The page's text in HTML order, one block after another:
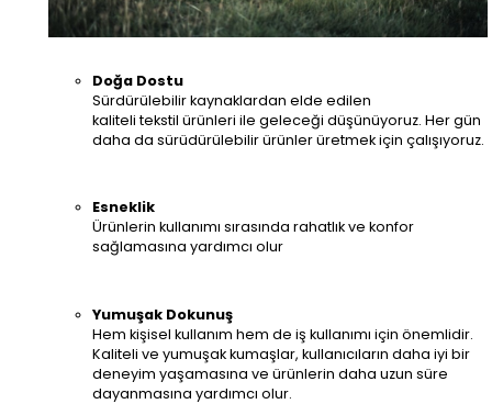
Doğa Dostu
Sürdürülebilir kaynaklardan elde edilen
kaliteli tekstil ürünleri ile geleceği düşünüyoruz. Her gün
daha da sürüdürülebilir ürünler üretmek için çalışıyoruz.
Esneklik
Ürünlerin kullanımı sırasında rahatlık ve konfor
sağlamasına yardımcı olur
Yumuşak Dokunuş
Hem kişisel kullanım hem de iş kullanımı için önemlidir.
Kaliteli ve yumuşak kumaşlar, kullanıcıların daha iyi bir
deneyim yaşamasına ve ürünlerin daha uzun süre
dayanmasına yardımcı olur.